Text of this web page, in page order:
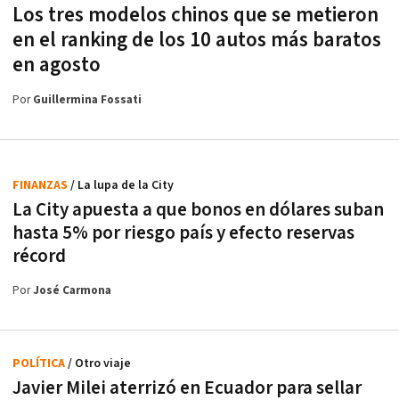
Los tres modelos chinos que se metieron
en el ranking de los 10 autos más baratos
en agosto
PorGuillermina Fossati
La City apuesta a que bonos en dólares suban
hasta 5% por riesgo país y efecto reservas
récord
FINANZAS / La lupa de la City
PorJosé Carmona
Javier Milei aterrizó en Ecuador para sellar
POLÍTICA/ Otro viaje